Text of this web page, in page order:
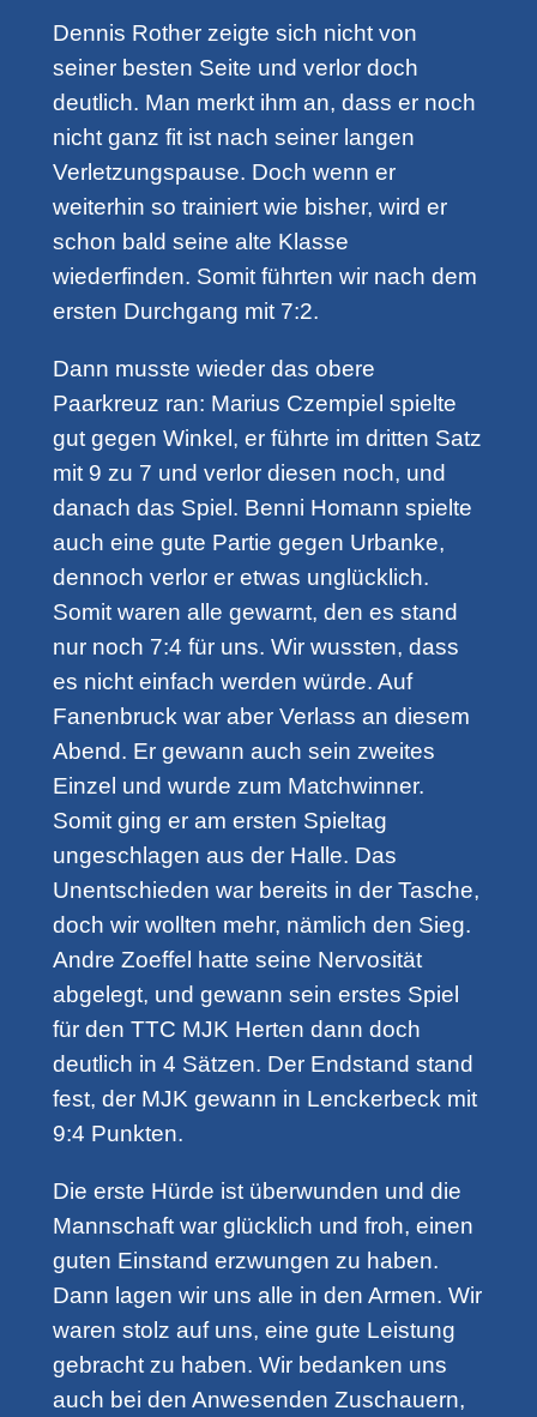
Dennis Rother zeigte sich nicht von
seiner besten Seite und verlor doch
deutlich. Man merkt ihm an, dass er noch
nicht ganz fit ist nach seiner langen
Verletzungspause. Doch wenn er
weiterhin so trainiert wie bisher, wird er
schon bald seine alte Klasse
wiederfinden. Somit führten wir nach dem
ersten Durchgang mit 7:2.
Dann musste wieder das obere
Paarkreuz ran: Marius Czempiel spielte
gut gegen Winkel, er führte im dritten Satz
mit 9 zu 7 und verlor diesen noch, und
danach das Spiel. Benni Homann spielte
auch eine gute Partie gegen Urbanke,
dennoch verlor er etwas unglücklich.
Somit waren alle gewarnt, den es stand
nur noch 7:4 für uns. Wir wussten, dass
es nicht einfach werden würde. Auf
Fanenbruck war aber Verlass an diesem
Abend. Er gewann auch sein zweites
Einzel und wurde zum Matchwinner.
Somit ging er am ersten Spieltag
ungeschlagen aus der Halle. Das
Unentschieden war bereits in der Tasche,
doch wir wollten mehr, nämlich den Sieg.
Andre Zoeffel hatte seine Nervosität
abgelegt, und gewann sein erstes Spiel
für den TTC MJK Herten dann doch
deutlich in 4 Sätzen. Der Endstand stand
fest, der MJK gewann in Lenckerbeck mit
9:4 Punkten.
Die erste Hürde ist überwunden und die
Mannschaft war glücklich und froh, einen
guten Einstand erzwungen zu haben.
Dann lagen wir uns alle in den Armen. Wir
waren stolz auf uns, eine gute Leistung
gebracht zu haben. Wir bedanken uns
auch bei den Anwesenden Zuschauern,